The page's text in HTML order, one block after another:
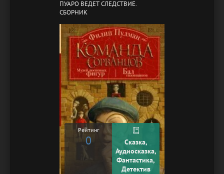
ПУАРО ВЕДЕТ СЛЕДСТВИЕ.
СБОРНИК
Рейтинг
0
Сказка,
Аудиосказка,
Фантастика,
Детектив